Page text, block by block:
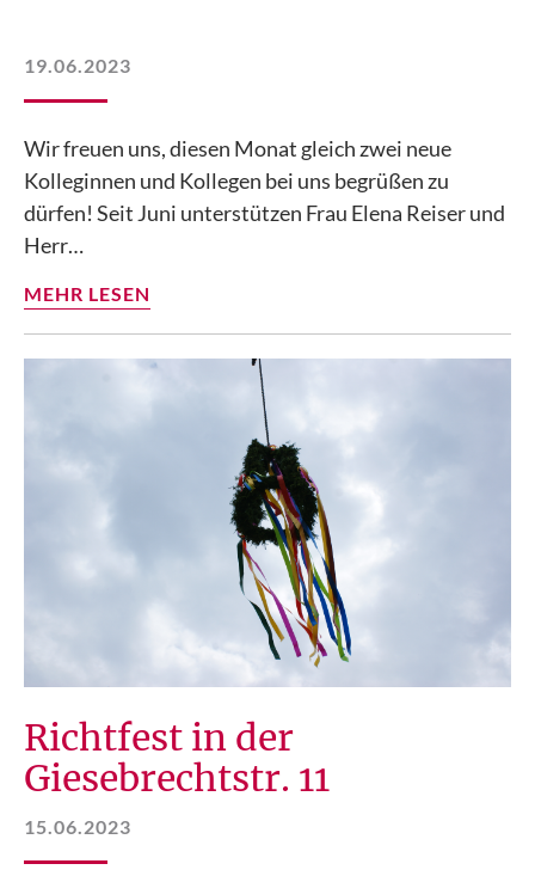
19.06.2023
Wir freuen uns, diesen Monat gleich zwei neue
Kolleginnen und Kollegen bei uns begrüßen zu
dürfen! Seit Juni unterstützen Frau Elena Reiser und
Herr…
MEHR LESEN
Richtfest in der
Giesebrechtstr. 11
15.06.2023